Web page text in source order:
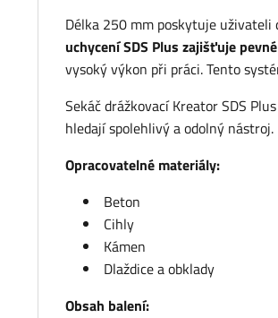
Délka 250 mm poskytuje
uchycení SDS Plus zajišťuje
vysoký výkon při práci. Tento
Sekáč drážkovací Kreator SDS
hledají spolehlivý a odolný nástroj.
Opracovatelné materiály:
Beton
Cihly
Kámen
Dlaždice a obklady
Obsah balení: